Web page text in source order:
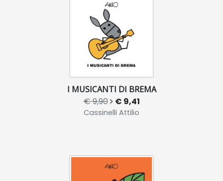
I MUSICANTI DI BREMA
€ 9,90 € 9,41
Cassinelli Attilio